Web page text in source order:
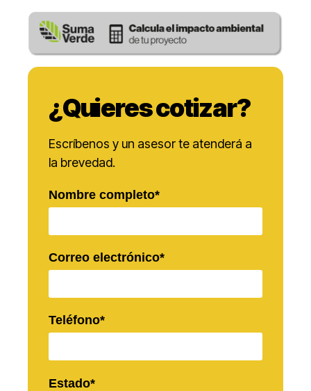
¿Quieres cotizar?
Escríbenos y un asesor te atenderá a
la brevedad.
Nombre completo*
Correo electrónico*
Teléfono*
Estado*